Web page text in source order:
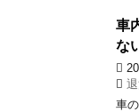
車
な
車